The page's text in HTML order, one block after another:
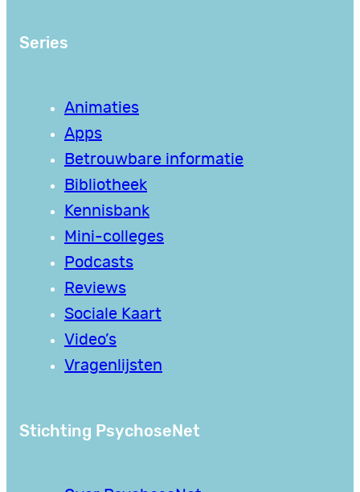
Series
Animaties
Apps
Betrouwbare informatie
Bibliotheek
Kennisbank
Mini-colleges
Podcasts
Reviews
Sociale Kaart
Video’s
Vragenlijsten
Stichting PsychoseNet